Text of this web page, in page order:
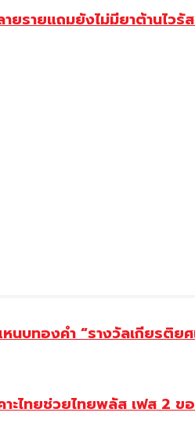
ายรายแถมยังไม่มียาต้านไว
ทองคำ “รางวัลเกียรติยศ
ไทยช่วยไทยพลัส เฟส 2 ขอ